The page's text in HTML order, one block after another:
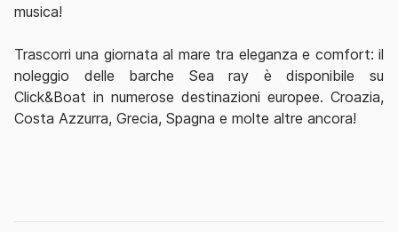
musica!
Trascorri una giornata al mare tra eleganza e comfort: il
noleggio delle barche Sea ray è disponibile su
Click&Boat in numerose destinazioni europee. Croazia,
Costa Azzurra, Grecia, Spagna e molte altre ancora!